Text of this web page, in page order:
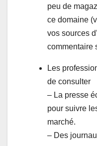
peu de
ce domaine
vos sources
commentaire
Les
de consulter
– La presse
pour suivre
marché.
– Des